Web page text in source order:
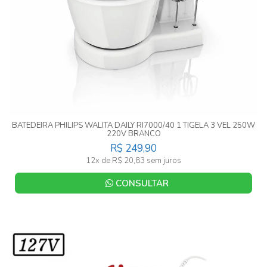
BATEDEIRA PHILIPS WALITA DAILY RI7000/40 1 TIGELA 3 VEL 250W
220V BRANCO
R$ 249,90
12x de R$ 20,83 sem juros
CONSULTAR